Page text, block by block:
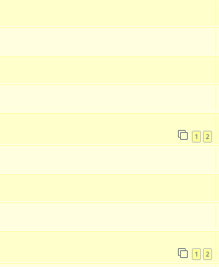
1 2
1 2